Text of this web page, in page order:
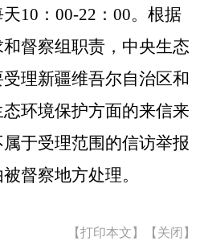
10：00-22：00。根据
督察组职责，中央生态
理新疆维吾尔自治区和
态环境保护方面的来信来
于受理范围的信访举报
督察地方处理。
【打印本文】 【关闭】